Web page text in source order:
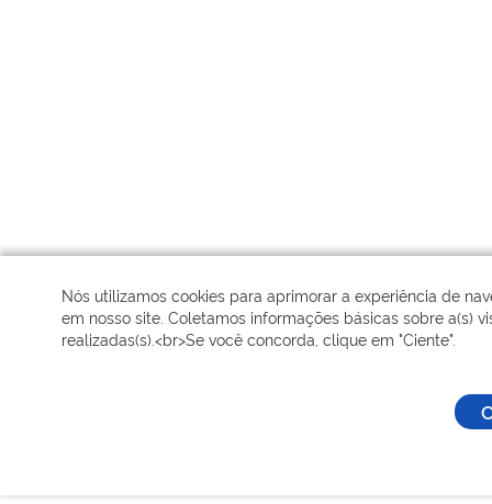
Nós utilizamos cookies para aprimorar a experiência de
em nosso site. Coletamos informações básicas sobre a(s)
realizadas(s).<br>Se você concorda, clique em "Ciente".